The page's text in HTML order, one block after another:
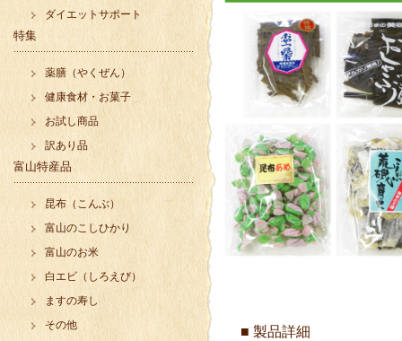
■ 製品詳細
ダイエットサポート
特集
薬膳（やくぜん）
健康食材・お菓子
お試し商品
訳あり品
富山特産品
昆布（こんぶ）
富山のこしひかり
富山のお米
白エビ（しろえび）
ますの寿し
その他